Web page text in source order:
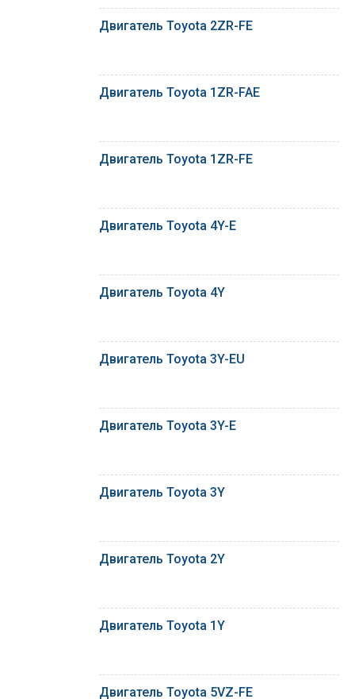
Двигатель Toyota 2ZR-FE
Двигатель Toyota 1ZR-FAE
Двигатель Toyota 1ZR-FE
Двигатель Toyota 4Y-E
Двигатель Toyota 4Y
Двигатель Toyota 3Y-EU
Двигатель Toyota 3Y-E
Двигатель Toyota 3Y
Двигатель Toyota 2Y
Двигатель Toyota 1Y
Двигатель Toyota 5VZ-FE